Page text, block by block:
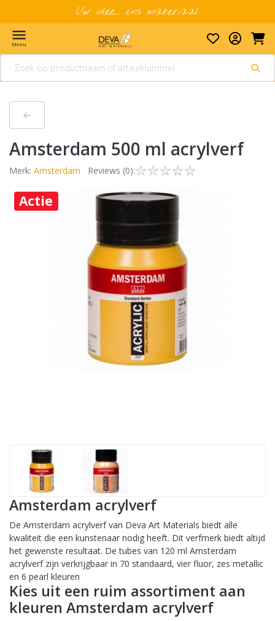
Uw idee... ons materiaal
menu
Menu
Amsterdam 500 ml acrylverf
Merk: Amsterdam Reviews (0):
Actie
Amsterdam acrylverf
De Amsterdam acrylverf van Deva Art Materials biedt alle
kwaliteit die een kunstenaar nodig heeft. Dit verfmerk biedt altijd
het gewenste resultaat. De tubes van 120 ml Amsterdam
acrylverf zijn verkrijgbaar in 70 standaard, vier fluor, zes metallic
en 6 pearl kleuren
Kies uit een ruim assortiment aan
kleuren Amsterdam acrylverf